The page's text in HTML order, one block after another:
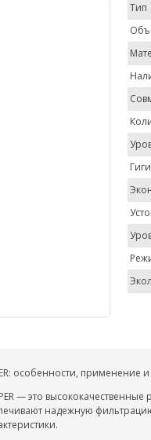
Тип
особенности, применение
— это
надежную